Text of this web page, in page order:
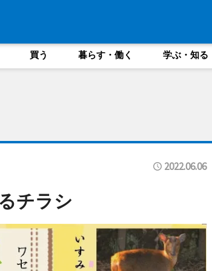
買う 暮らす・働く 学ぶ・知る
2022.06.06
チラシ